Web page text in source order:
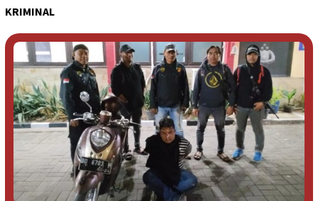
KRIMINAL